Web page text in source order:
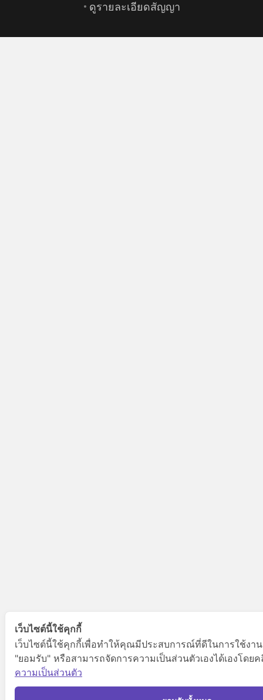
• ดูรายละเอียดสัญญา
เว็บไซต์นี้ใช้คุกกี้
เว็บไซต์นี้ใช้คุกกี้เพื่อทำให้คุณมีประสบการณ์ที่ดีในการใช้งา
"ยอมรับ" หรือสามารถจัดการความเป็นส่วนตัวเองได้เองโดย
ความเป็นส่วนตัว